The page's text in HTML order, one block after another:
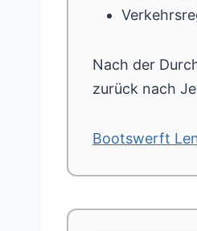
Nach der
zurück nach
Bootswerft